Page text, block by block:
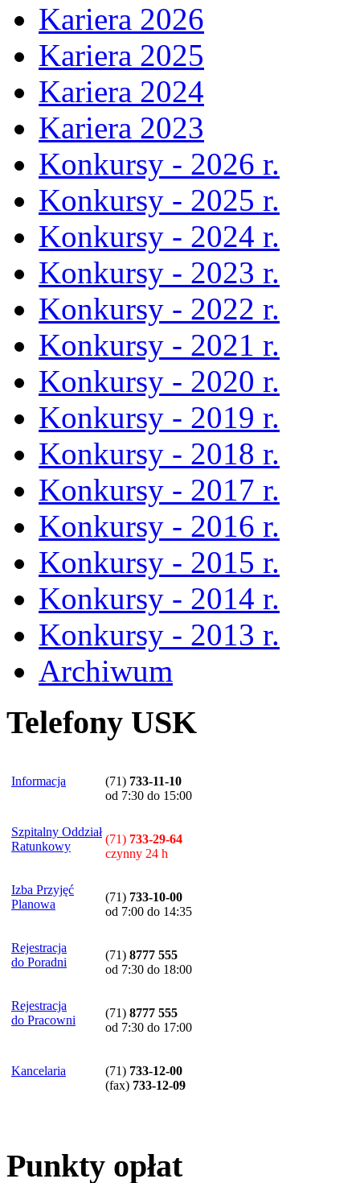
Kariera 2026
Kariera 2025
Kariera 2024
Kariera 2023
Konkursy - 2026 r.
Konkursy - 2025 r.
Konkursy - 2024 r.
Konkursy - 2023 r.
Konkursy - 2022 r.
Konkursy - 2021 r.
Konkursy - 2020 r.
Konkursy - 2019 r.
Konkursy - 2018 r.
Konkursy - 2017 r.
Konkursy - 2016 r.
Konkursy - 2015 r.
Konkursy - 2014 r.
Konkursy - 2013 r.
Archiwum
Telefony USK
Informacja (71) 733-11-10
od 7:30 do 15:00
Szpitalny Oddział
Ratunkowy
(71) 733-29-64
czynny 24 h
Izba Przyjęć
Planowa
(71) 733-10-00
od 7:00 do 14:35
Rejestracja
do Poradni
(71) 8777 555
od 7:30 do 18:00
Rejestracja
do Pracowni
(71) 8777 555
od 7:30 do 17:00
Kancelaria (71) 733-12-00
(fax) 733-12-09
Punkty opłat